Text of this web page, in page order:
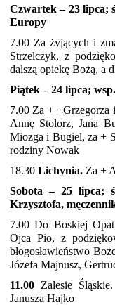
Czwartek – 23 lipca;
Europy
7.00 Za żyjących i
Strzelczyk, z
dalszą opiekę Bożą, a
Piątek – 24 lipca;
7.00 Za ++ Grzegorza
Annę Stolorz, Jana
Miozga i Bugiel, za +
rodziny Nowak
18.30 Lichynia. Za +
Sobota – 25 lipca;
Krzysztofa,
7.00 Do Boskiej
Ojca Pio, z
błogosławieństwo
Józefa Majnusz,
11.00 Zalesie
Janusza Hajko